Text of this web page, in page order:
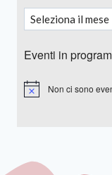
Eventi in
Notice Non ci sono